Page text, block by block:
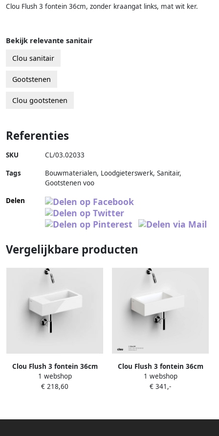
Clou Flush 3 fontein 36cm, zonder kraangat links, mat wit ker.
Bekijk relevante sanitair
Clou sanitair
Gootstenen
Clou gootstenen
Referenties
SKU CL/03.02033
Tags
Bouwmaterialen, Loodgieterswerk, Sanitair,
Gootstenen voo
Delen
Vergelijkbare producten
Clou Flush 3 fontein 36cm
zonder kraangat links wit
keramiek CL 03.03033
1 webshop
€ 218,60
Clou Flush 3 fontein 36cm
zonder kraangat rechts mat
wit ker.
1 webshop
€ 341,-